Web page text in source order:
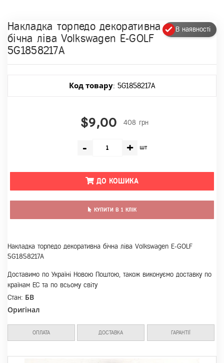
В наявності
Накладка торпедо декоративна
бічна ліва Volkswagen E-GOLF
5G1858217A
Код товару: 5G1858217A
$9,00 408 грн
- + шт
ДО КОШИКА
КУПИТИ В 1 КЛІК
Накладка торпедо декоративна бічна ліва Volkswagen E-GOLF
5G1858217A
Доставимо по Україні Новою Поштою, також виконуємо доставку по
країнам ЕС та по всьому світу
Стан: БВ
Оригінал
ОПЛАТА ДОСТАВКА ГАРАНТІЇ